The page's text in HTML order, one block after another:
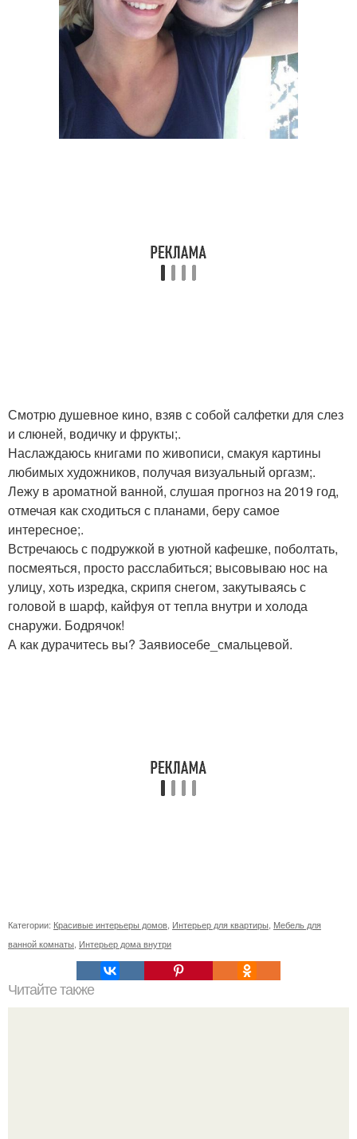
Смотрю душевное кино, взяв с собой салфетки для слез
и слюней, водичку и фрукты;.
Наслаждаюсь книгами по живописи, смакуя картины
любимых художников, получая визуальный оргазм;.
Лежу в ароматной ванной, слушая прогноз на 2019 год,
отмечая как сходиться с планами, беру самое
интересное;.
Встречаюсь с подружкой в уютной кафешке, поболтать,
посмеяться, просто расслабиться; высовываю нос на
улицу, хоть изредка, скрипя снегом, закутываясь с
головой в шарф, кайфуя от тепла внутри и холода
снаружи. Бодрячок!
А как дурачитесь вы? Заявиосебе_смальцевой.
Категории: Красивые интерьеры домов Интерьер для квартиры Мебель для
ванной комнаты Интерьер дома внутри
Читайте также